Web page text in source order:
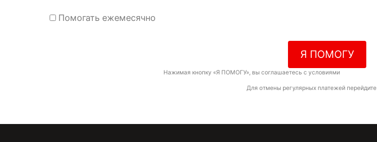
Помогать ежемесячно
Я ПОМОГУ
Нажимая кнопку «Я ПОМОГУ», вы соглашаетесь с условиями
Для отмены регулярных платежей перейдите